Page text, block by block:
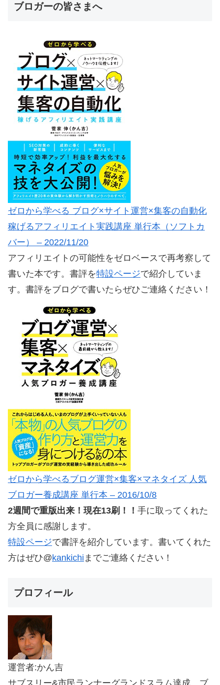
ブロガーの皆さまへ
ゼロから学べる ブログ×サイト運営×集客の自動化
稼げるアフィリエイト実践講座 単行本（ソフトカ
バー） – 2022/11/20
アフィリエイトの可能性をゼロベースで再考察して
書いた本です。書評を特設ページで紹介していま
す。書評をブログで書いたらぜひご連絡ください！
ゼロから学べるブログ運営×集客×マネタイズ 人気
ブロガー養成講座 単行本 – 2016/10/8
2週間で重版出来！現在13刷！！ 手に取ってくれた
方全員に感謝します。
特設ページで書評を紹介しています。書いてくれた
方はぜひ@kankichi までご連絡ください！
プロフィール
運営者:かん吉
サブスリー&市民ランナーグランドスラム達成。ブ